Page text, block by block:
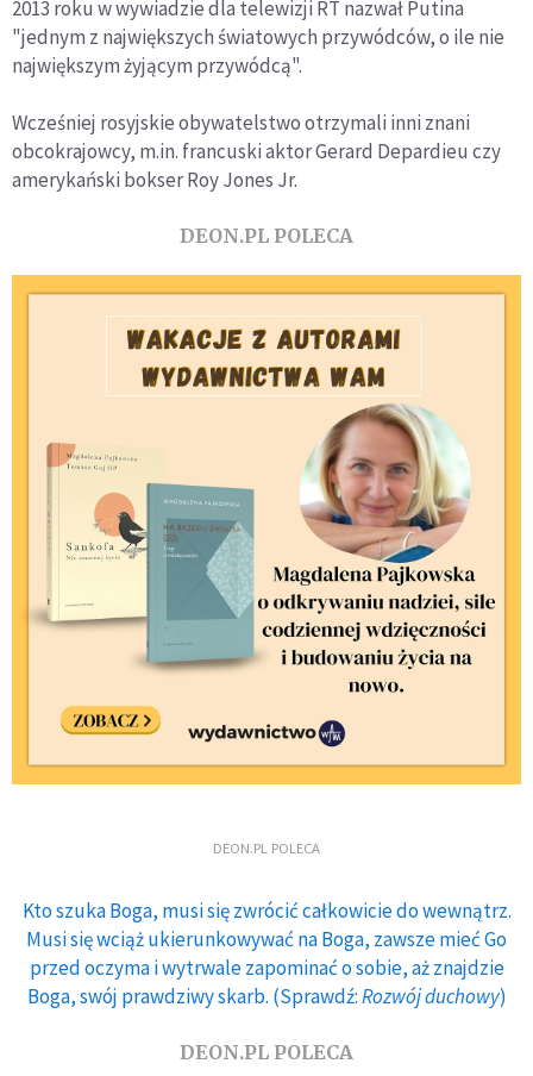
2013 roku w wywiadzie dla telewizji RT nazwał Putina
"jednym z największych światowych przywódców, o ile nie
największym żyjącym przywódcą".
Wcześniej rosyjskie obywatelstwo otrzymali inni znani
obcokrajowcy, m.in. francuski aktor Gerard Depardieu czy
amerykański bokser Roy Jones Jr.
DEON.PL POLECA
DEON.PL POLECA
Kto szuka Boga, musi się zwrócić całkowicie do wewnątrz.
Musi się wciąż ukierunkowywać na Boga, zawsze mieć Go
przed oczyma i wytrwale zapominać o sobie, aż znajdzie
Boga, swój prawdziwy skarb. (Sprawdź:Rozwój duchowy)
DEON.PL POLECA